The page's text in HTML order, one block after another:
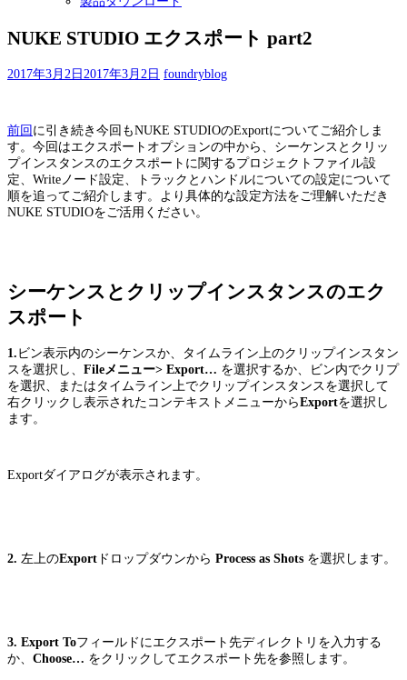
NUKE STUDIO エクスポート part2
2017年3月2日 2017年3月2日 foundryblog
前回 に引き続き今回もNUKE STUDIOのExportについてご紹介しま
す。今回はエクスポートオプションの中から、シーケンスとクリッ
プインスタンスのエクスポートに関するプロジェクトファイル設
定、Writeノード設定、トラックとハンドルについての設定について
順を追ってご紹介します。より具体的な設定方法をご理解いただき
NUKE STUDIOをご活用ください。
シーケンスとクリップインスタンスのエク
スポート
1. ビン表示内のシーケンスか、タイムライン上のクリップインスタン
スを選択し、 Fileメニュー> Export… を選択するか、ビン内でクリプ
を選択、またはタイムライン上でクリップインスタンスを選択して
右クリックし表示されたコンテキストメニューからExportを選択し
ます。
Exportダイアログが表示されます。
2. 左上のExport ドロップダウンから Process as Shots を選択します。
3. Export Toフィールドにエクスポート先ディレクトリを入力する
か、 Choose… をクリックしてエクスポート先を参照します。